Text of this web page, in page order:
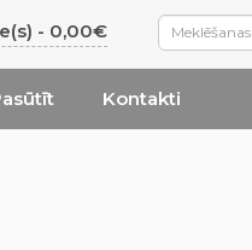
- 0,00€
Kontakti